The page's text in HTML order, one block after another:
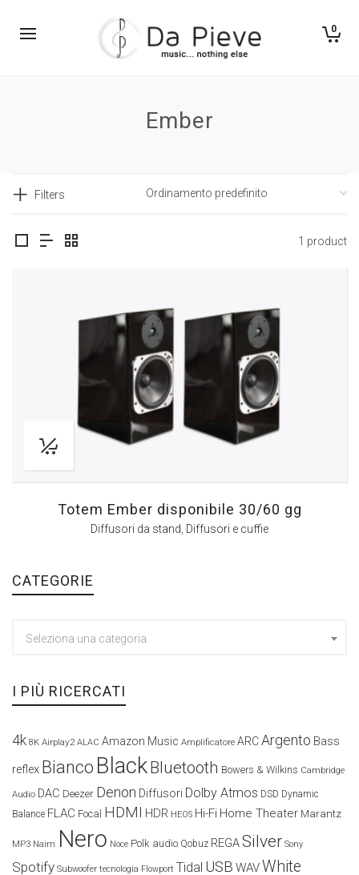
0
Ember
Filters
1 product
Totem Ember disponibile 30/60 gg
Diffusori da stand, Diffusori e cuffie
CATEGORIE
Seleziona una categoria
I PIÙ RICERCATI
4k 8K Airplay2 ALAC Amazon Music Amplificatore ARCArgento Bass
reflex Bianco BlackBluetooth Bowers & Wilkins Cambridge
Audio DAC Deezer Denon Diffusori Dolby Atmos DSD Dynamic
Balance FLAC Focal HDMI HDR HEOS Hi-Fi Home Theater Marantz
MP3 Naim Nero Noce Polk audio Qobuz REGASilver Sony
Spotify Subwoofer tecnologia Flowport Tidal USB WAVWhite